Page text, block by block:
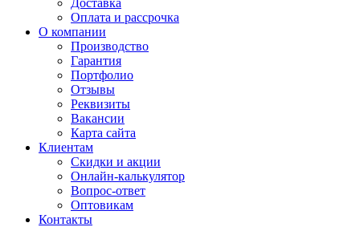
Доставка
Оплата и рассрочка
О компании
Производство
Гарантия
Портфолио
Отзывы
Реквизиты
Вакансии
Карта сайта
Клиентам
Скидки и акции
Онлайн-калькулятор
Вопрос-ответ
Оптовикам
Контакты